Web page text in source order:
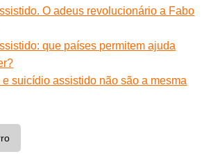
O adeus revolucionário a Fabo
que países permitem ajuda
e suicídio assistido não são a mesma